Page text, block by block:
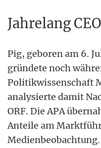
Jahrelang
Pig, geboren am 6.
gründete noch
Politikwissenschaft
analysierte damit
ORF. Die APA
Anteile am